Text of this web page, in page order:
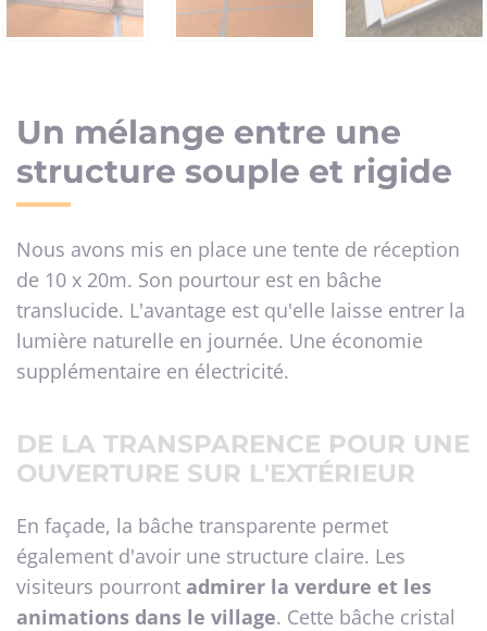
Un mélange entre une
structure souple et rigide
Nous avons mis en place une tente de réception
de 10 x 20m. Son pourtour est en bâche
translucide. L'avantage est qu'elle laisse entrer la
lumière naturelle en journée. Une économie
supplémentaire en électricité.
DE LA TRANSPARENCE POUR UNE
OUVERTURE SUR L'EXTÉRIEUR
En façade, la bâche transparente permet
également d'avoir une structure claire. Les
visiteurs pourront admirer la verdure et les
animations dans le village. Cette bâche cristal